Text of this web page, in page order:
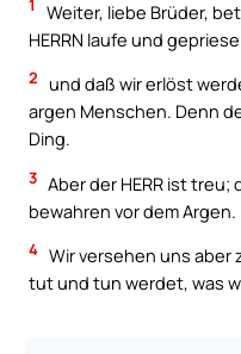
1
Weiter, liebe Brüder,
HERRN laufe und
2 und daß wir erlöst
argen Menschen. Denn
Ding.
3 Aber der HERR ist
bewahren vor dem Argen.
4 Wir versehen uns aber
tut und tun werdet, was